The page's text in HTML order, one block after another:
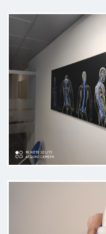
Sono 2 volte a
che mi curo
prima il tallone
sinistro, e mi
e
pochi